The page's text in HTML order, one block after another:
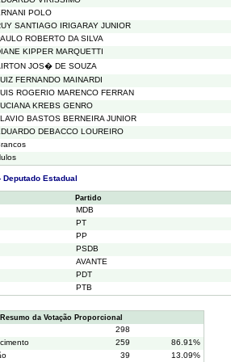
POLO
SANTIAGO IRIGARAY JUNIOR
ROBERTO DA SILVA
KIPPER MARQUETTI
JOS� DE SOUZA
FERNANDO MAINARDI
ROGERIO MARENCO FERRAN
KREBS GENRO
BASTOS BERNEIRA JUNIOR
DEBACCO LOUREIRO
Deputado Estadual
Partido
MDB
PT
PP
PSDB
AVANTE
PDT
PTB
da Votação Proporcional
298
259
86.91%
39 13.09%